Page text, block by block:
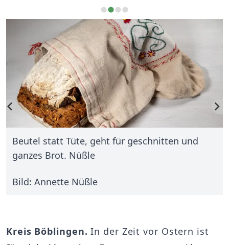
Beutel statt Tüte, geht für geschnitten und
ganzes Brot. Nüßle
Bild: Annette Nüßle
Kreis Böblingen. In der Zeit vor Ostern ist